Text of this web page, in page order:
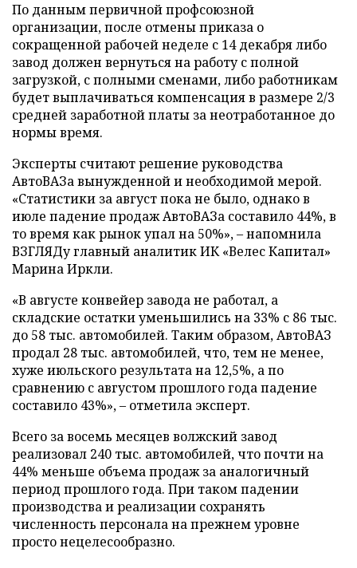
По данным первичной профсоюзной
организации, после отмены приказа о
сокращенной рабочей неделе с 14 декабря либо
завод должен вернуться на работу с полной
загрузкой, с полными сменами, либо работникам
будет выплачиваться компенсация в размере 2/3
средней заработной платы за неотработанное до
нормы время.
Эксперты считают решение руководства
АвтоВАЗа вынужденной и необходимой мерой.
«Статистики за август пока не было, однако в
июле падение продаж АвтоВАЗа составило 44%, в
то время как рынок упал на 50%», – напомнила
ВЗГЛЯДу главный аналитик ИК «Велес Капитал»
Марина Иркли.
«В августе конвейер завода не работал, а
складские остатки уменьшились на 33% с 86 тыс.
до 58 тыс. автомобилей. Таким образом, АвтоВАЗ
продал 28 тыс. автомобилей, что, тем не менее,
хуже июльского результата на 12,5%, а по
сравнению с августом прошлого года падение
составило 43%», – отметила эксперт.
Всего за восемь месяцев волжский завод
реализовал 240 тыс. автомобилей, что почти на
44% меньше объема продаж за аналогичный
период прошлого года. При таком падении
производства и реализации сохранять
численность персонала на прежнем уровне
просто нецелесообразно.